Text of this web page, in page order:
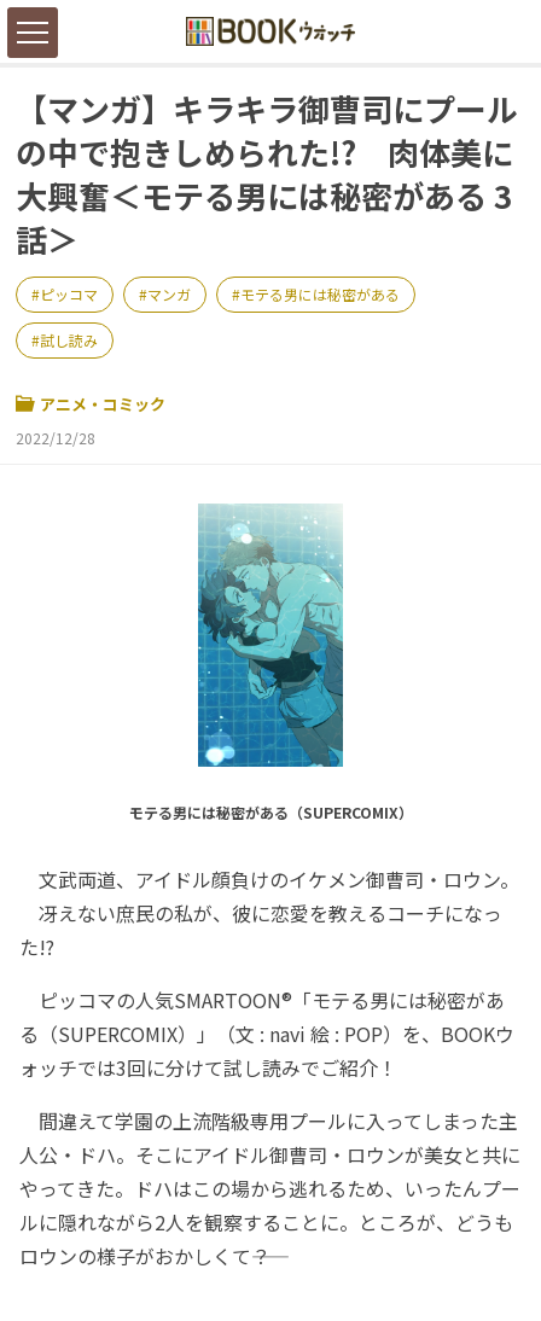
【マンガ】キラキラ御曹司にプール
の中で抱きしめられた!? 肉体美に
大興奮＜モテる男には秘密がある 3
話＞
ピッコマ マンガ モテる男には秘密がある
試し読み
アニメ・コミック
2022/12/28
モテる男には秘密がある（SUPERCOMIX）
文武両道、アイドル顔負けのイケメン御曹司・ロウン。
冴えない庶民の私が、彼に恋愛を教えるコーチになっ
た!?
ピッコマの人気SMARTOON®︎「モテる男には秘密があ
る（SUPERCOMIX）」（文 : navi 絵 : POP）を、BOOKウ
ォッチでは3回に分けて試し読みでご紹介！
間違えて学園の上流階級専用プールに入ってしまった主
人公・ドハ。そこにアイドル御曹司・ロウンが美女と共に
やってきた。ドハはこの場から逃れるため、いったんプー
ルに隠れながら2人を観察することに。ところが、どうも
ロウンの様子がおかしくて――？